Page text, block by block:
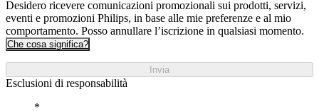
Desidero ricevere comunicazioni promozionali sui prodotti, servizi,
eventi e promozioni Philips, in base alle mie preferenze e al mio
comportamento. Posso annullare l’iscrizione in qualsiasi momento.
Che cosa significa?
Invia
Esclusioni di responsabilità